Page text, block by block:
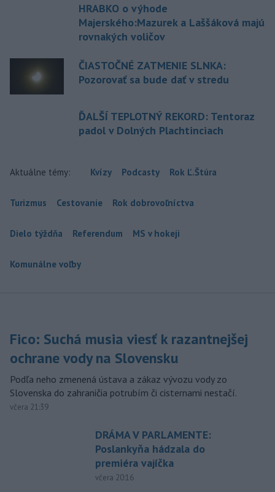
HRABKO o výhode
Majerského:Mazurek a Laššáková majú
rovnakých voličov
ČIASTOČNÉ ZATMENIE SLNKA:
Pozorovať sa bude dať v stredu
ĎALŠÍ TEPLOTNÝ REKORD: Tentoraz
padol v Dolných Plachtinciach
Aktuálne témy: Kvízy Podcasty Rok Ľ.Štúra
Turizmus Cestovanie Rok dobrovoľníctva
Dielo týždňa Referendum MS v hokeji
Komunálne voľby
Fico: Suchá musia viesť k razantnejšej
ochrane vody na Slovensku
Podľa neho zmenená ústava a zákaz vývozu vody zo
Slovenska do zahraničia potrubím či cisternami nestačí.
včera 21:39
DRÁMA V PARLAMENTE:
Poslankyňa hádzala do
premiéra vajíčka
včera 20:16